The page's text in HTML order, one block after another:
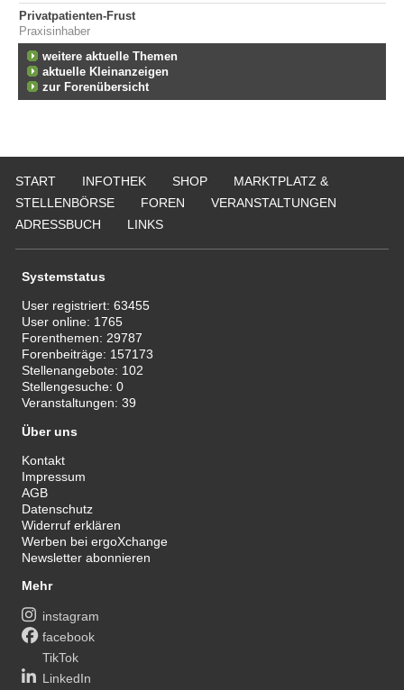
Privatpatienten-Frust
Praxisinhaber
weitere aktuelle Themen
aktuelle Kleinanzeigen
zur Forenübersicht
START INFOTHEK SHOP
MARKTPLATZ &
STELLENBÖRSE
FOREN
VERANSTALTUNGEN
ADRESSBUCH
LINKS
Systemstatus
User registriert:63455
User online: 1765
Forenthemen: 29787
Forenbeiträge: 157173
Stellenangebote: 102
Stellengesuche:0
Veranstaltungen:39
Über uns
Kontakt
Impressum
AGB
Datenschutz
Widerruf erklären
Werben bei ergoXchange
Newsletter abonnieren
Mehr
instagram
facebook
TikTok
LinkedIn